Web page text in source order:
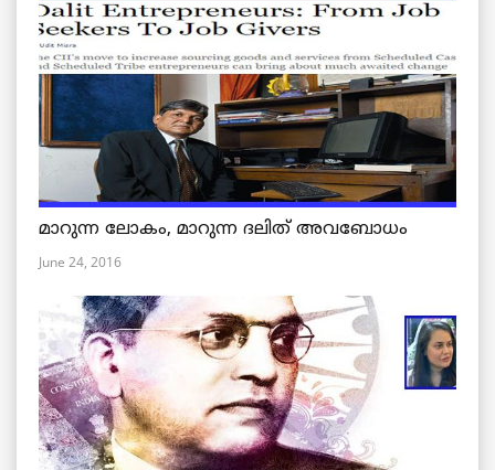
മാറുന്ന ലോകം, മാറുന്ന ദലിത് അവബോധം
June 24, 2016